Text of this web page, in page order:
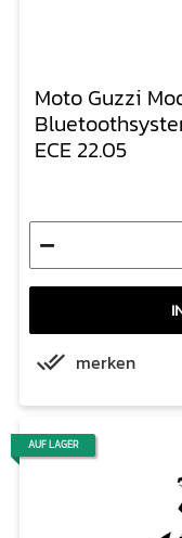
Moto Guzzi
ECE 22.05
merken
AUF LAGER